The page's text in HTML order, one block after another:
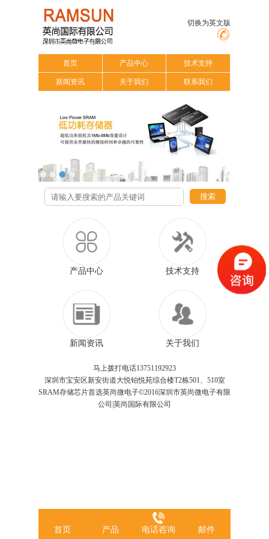
切换为英文版
首页 产品中心 技术支持
新闻资讯 关于我们 联系我们
搜索
产品中心 技术支持
新闻资讯 关于我们
马上拨打电话13751192923
深圳市宝安区新安街道大悦铂悦苑综合楼T2栋501、510室
SRAM存储芯片首选英尚微电子©2016深圳市英尚微电子有限
公司|英尚国际有限公司
首页 产品 电话咨询 邮件